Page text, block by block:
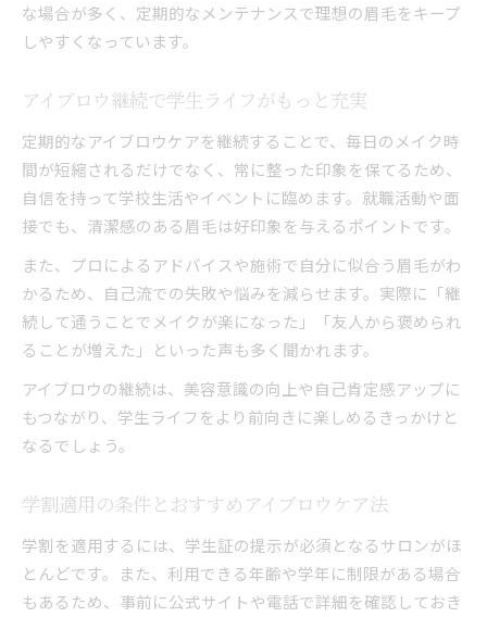
な場合が多く、定期的なメンテナンスで理想の眉毛をキープ
しやすくなっています。
アイブロウ継続で学生ライフがもっと充実
定期的なアイブロウケアを継続することで、毎日のメイク時
間が短縮されるだけでなく、常に整った印象を保てるため、
自信を持って学校生活やイベントに臨めます。就職活動や面
接でも、清潔感のある眉毛は好印象を与えるポイントです。
また、プロによるアドバイスや施術で自分に似合う眉毛がわ
かるため、自己流での失敗や悩みを減らせます。実際に「継
続して通うことでメイクが楽になった」「友人から褒められ
ることが増えた」といった声も多く聞かれます。
アイブロウの継続は、美容意識の向上や自己肯定感アップに
もつながり、学生ライフをより前向きに楽しめるきっかけと
なるでしょう。
学割適用の条件とおすすめアイブロウケア法
学割を適用するには、学生証の提示が必須となるサロンがほ
とんどです。また、利用できる年齢や学年に制限がある場合
もあるため、事前に公式サイトや電話で詳細を確認しておき